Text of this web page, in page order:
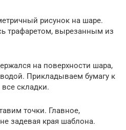
рисунок на шаре.
трафаретом, вырезанным из
на поверхности шара,
Прикладываем бумагу к
складки.
точки. Главное,
задевая края шаблона.